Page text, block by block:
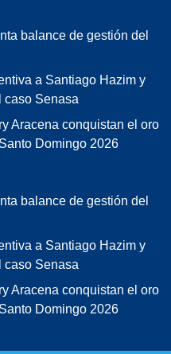
balance de gestión del
a Santiago Hazim y
caso Senasa
Aracena conquistan el oro
Domingo 2026
balance de gestión del
a Santiago Hazim y
caso Senasa
Aracena conquistan el oro
Domingo 2026